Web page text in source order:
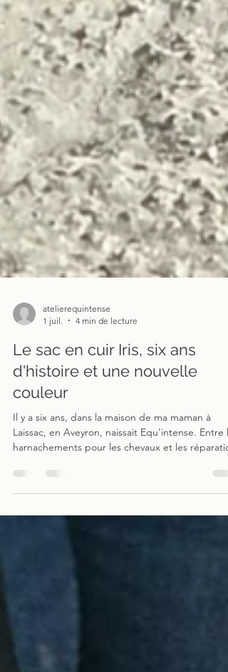
1 juil.
4 min de lecture
Le sac en cuir Iris, six ans
d'histoire et une nouvelle
couleur
Il y a six ans, dans la maison de ma maman à
harnachements pour les chevaux et les
je me suis essayé à la maroquinerie, Et le tout